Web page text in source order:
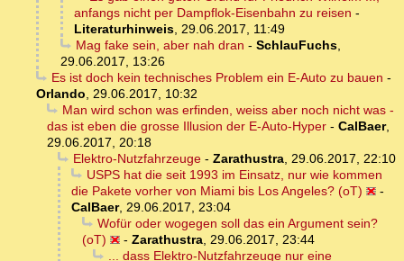
anfangs nicht per Dampflok-Eisenbahn zu reisen -
Literaturhinweis, 29.06.2017, 11:49
Mag fake sein, aber nah dran - SchlauFuchs,
29.06.2017, 13:26
Es ist doch kein technisches Problem ein E-Auto zu bauen -
Orlando, 29.06.2017, 10:32
Man wird schon was erfinden, weiss aber noch nicht was -
das ist eben die grosse Illusion der E-Auto-Hyper - CalBaer,
29.06.2017, 20:18
Elektro-Nutzfahrzeuge- Zarathustra, 29.06.2017, 22:10
USPS hat die seit 1993 im Einsatz, nur wie kommen
die Pakete vorher von Miami bis Los Angeles? (oT)
-
CalBaer, 29.06.2017, 23:04
Wofür oder wogegen soll das ein Argument sein?
(oT)
- Zarathustra, 29.06.2017, 23:44
... dass Elektro-Nutzfahrzeuge nur eine